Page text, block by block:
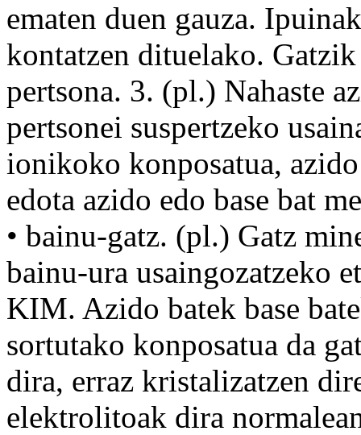
ematen duen gauza.
kontatzen dituelako.
pertsona. 3. (pl.) Nahaste
pertsonei suspertzeko
ionikoko konposatua,
edota azido edo base bat
• bainu-gatz. (pl.) Gatz
bainu-ura usaingozatzeko
KIM. Azido batek base
sortutako konposatua da
dira, erraz kristalizatzen
elektrolitoak dira